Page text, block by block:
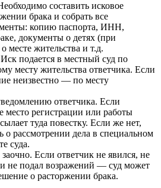
составить исковое
брака и собрать все
копию паспорта, ИНН,
документы о детях (при
месте жительства и т.д.
подается в местный суд по
месту жительства ответчика. Если
неизвестно — по месту
ответчика. Если
место регистрации или работы
туда повестку. Если же нет,
о рассмотрении дела в специальном
суда.
Если ответчик не явился, не
не подал возражений — суд может
о расторжении брака.